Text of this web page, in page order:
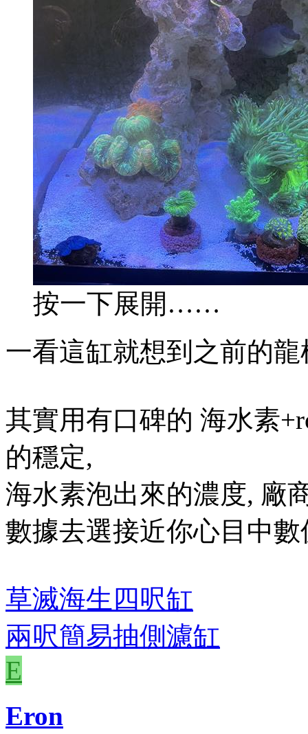
按一下展開……
一看這缸就想到之前的龍
其實用有口碑的 海水素
的穩定,
海水素泡出來的濃度, 廠
數據去選接近你心目中
草滅海生四呎缸
兩呎簡易抽側濾缸
E
Eron